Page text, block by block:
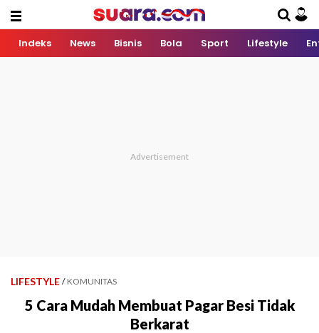
Indeks News Bisnis Bola Sport Lifestyle
LIFESTYLE / KOMUNITAS
5 Cara Mudah Membuat Pagar Besi Tidak
Berkarat